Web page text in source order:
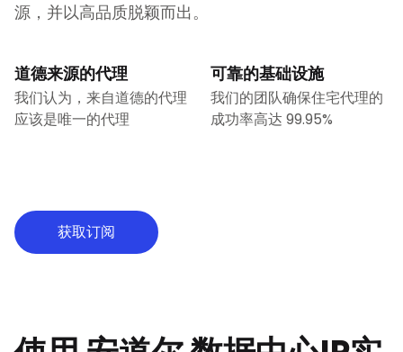
源，并以高品质脱颖而出。
道德来源的代理
我们认为，来自道德的代理
应该是唯一的代理
可靠的基础设施
我们的团队确保住宅代理的
成功率高达 99.95%
获取订阅